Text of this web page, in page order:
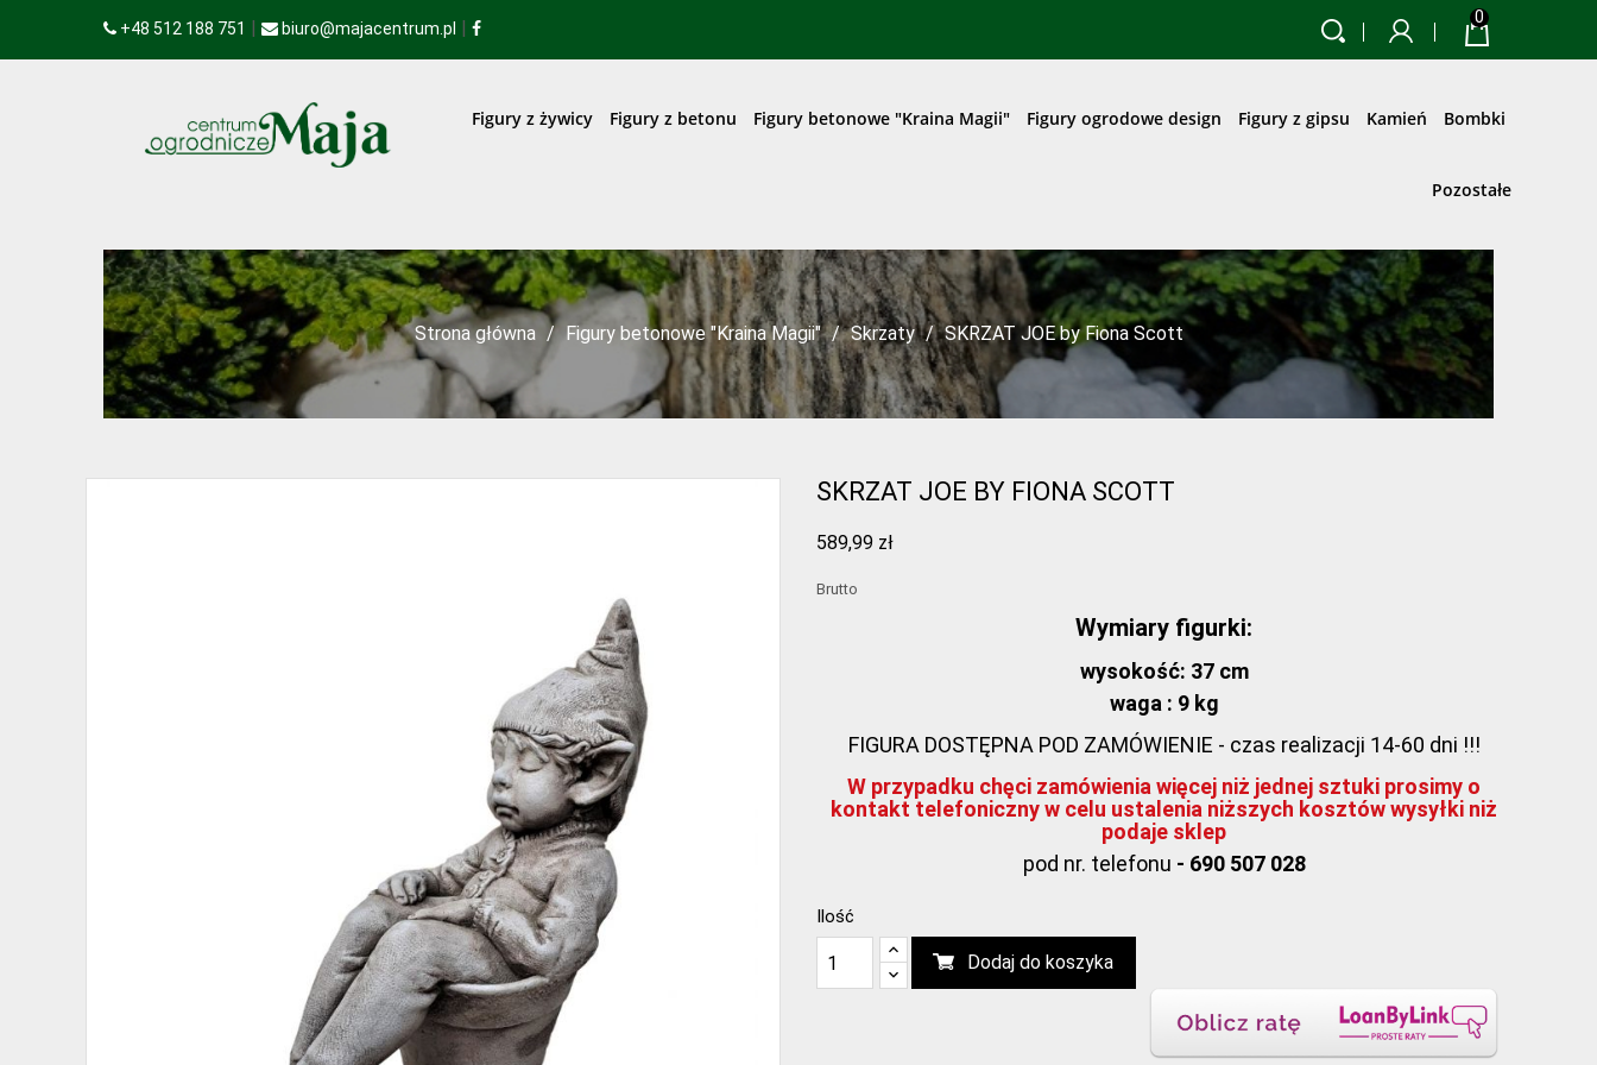
+48 512 188 751 | biuro@majacentrum.pl | 0
Figury z żywicy Figury z betonu Figury betonowe "Kraina Magii" Figury ogrodowe design Figury z gipsu Kamień Bombki
Pozostałe
Strona główna Figury betonowe "Kraina Magii" Skrzaty SKRZAT JOE by Fiona Scott
SKRZAT JOE BY FIONA SCOTT
589,99 zł
Brutto
Wymiary figurki:
wysokość: 37 cm
waga : 9 kg
FIGURA DOSTĘPNA POD ZAMÓWIENIE - czas realizacji 14-60 dni !!!
W przypadku chęci zamówienia więcej niż jednej sztuki prosimy o
kontakt telefoniczny w celu ustalenia niższych kosztów wysyłki niż
podaje sklep
pod nr. telefonu - 690 507 028
Ilość
Dodaj do koszyka